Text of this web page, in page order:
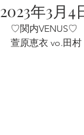
2023年3月4
♡関内VENUS♡
萱原恵衣 vo.田村